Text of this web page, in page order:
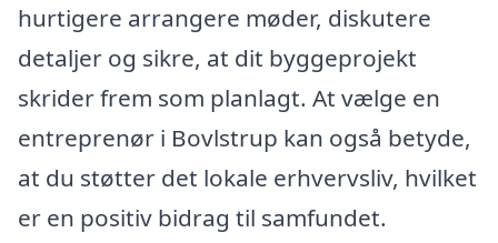
hurtigere arrangere møder, diskutere
detaljer og sikre, at dit byggeprojekt
skrider frem som planlagt. At vælge en
entreprenør i Bovlstrup kan også betyde,
at du støtter det lokale erhvervsliv, hvilket
er en positiv bidrag til samfundet.